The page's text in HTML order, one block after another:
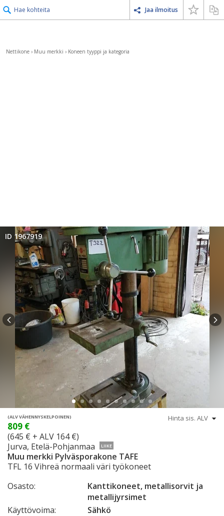
Hae kohteita Jaa ilmoitus
Nettikone › Muu merkki › Koneen tyyppi ja kategoria
ID 1967919
(ALV VÄHENNYSKELPOINEN)
809 €
(645 € + ALV 164 €)
Jurva, Etelä-Pohjanmaa
LIIKE
Muu merkki Pylväsporakone TAFE
TFL 16 Vihreä normaali väri työkoneet
Osasto:
Kanttikoneet, metallisorvit ja
metallijyrsimet
Käyttövoima:
Sähkö